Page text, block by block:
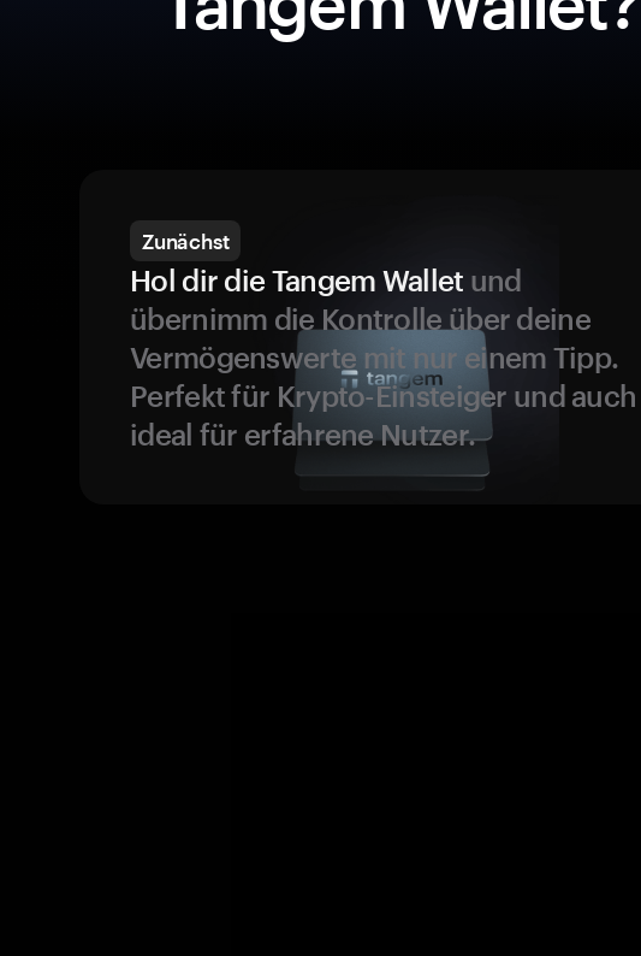
Zunächst
Hol dir die Tangem Wallet und
übernimm die Kontrolle über deine
Vermögenswerte mit nur einem Tipp.
Perfekt für Krypto-Einsteiger und auch
ideal für erfahrene Nutzer.